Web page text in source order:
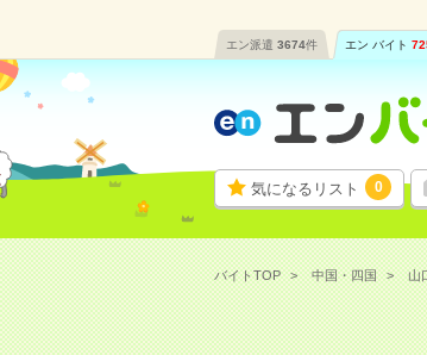
エン派遣 3674件 エン バイト
気になるリスト 0
バイトTOP 中国・四国 山